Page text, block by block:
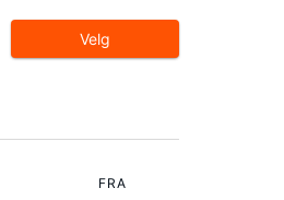
Velg
FRA